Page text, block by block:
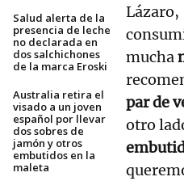
Salud alerta de la
presencia de leche
no declarada en
dos salchichones
de la marca Eroski
Australia retira el
visado a un joven
español por llevar
dos sobres de
jamón y otros
embutidos en la
maleta
Lázaro,
mucha
par de
otro